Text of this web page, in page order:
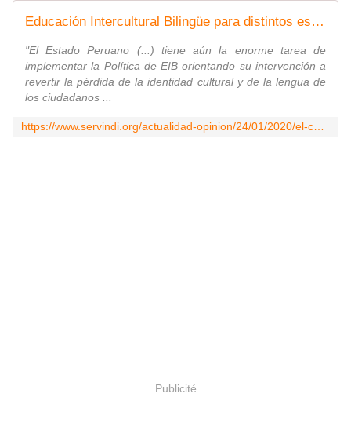
Educación Intercultural Bilingüe para distintos escenarios del Perú diverso
"El Estado Peruano (...) tiene aún la enorme tarea de
implementar la Política de EIB orientando su intervención a
revertir la pérdida de la identidad cultural y de la lengua de
los ciudadanos ...
Publicité